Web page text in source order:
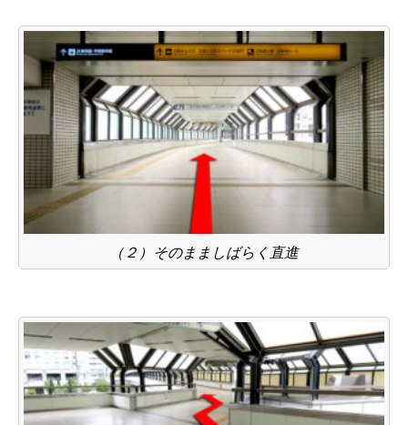
（２）そのまましばらく直進